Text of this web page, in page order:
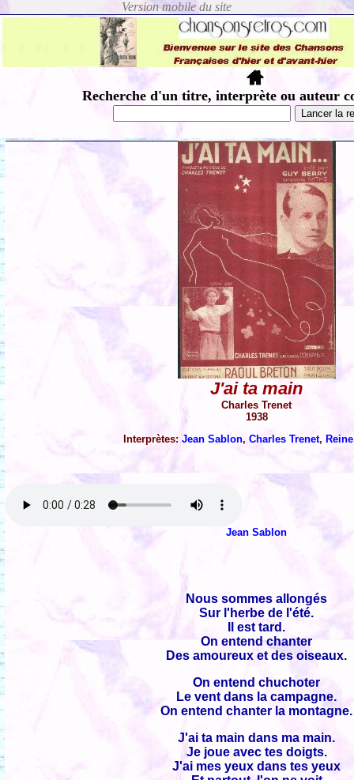
Recherche d'un titre, interprète ou auteur
J'ai ta main
Charles Trenet
1938
Interprètes: Jean Sablon, Charles Trenet,
Jean Sablon
Nous sommes allongés
Sur l'herbe de l'été.
Il est tard.
On entend chanter
Des amoureux et des oiseaux.
On entend chuchoter
Le vent dans la campagne.
On entend chanter la montagne.
J'ai ta main dans ma main.
Je joue avec tes doigts.
J'ai mes yeux dans tes yeux